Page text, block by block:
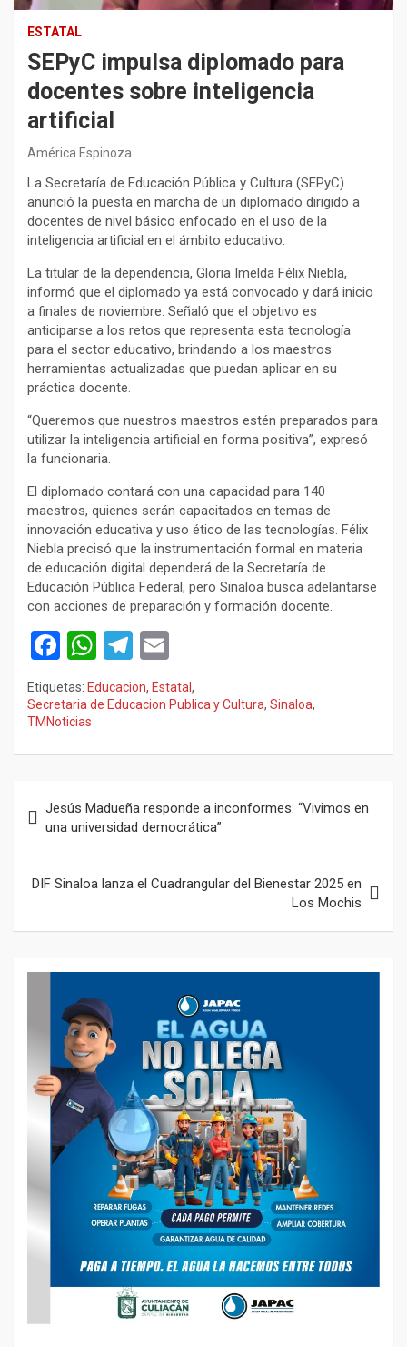
ESTATAL
SEPyC impulsa diplomado para
docentes sobre inteligencia
artificial
América Espinoza
La Secretaría de Educación Pública y Cultura (SEPyC)
anunció la puesta en marcha de un diplomado dirigido a
docentes de nivel básico enfocado en el uso de la
inteligencia artificial en el ámbito educativo.
La titular de la dependencia, Gloria Imelda Félix Niebla,
informó que el diplomado ya está convocado y dará inicio
a finales de noviembre. Señaló que el objetivo es
anticiparse a los retos que representa esta tecnología
para el sector educativo, brindando a los maestros
herramientas actualizadas que puedan aplicar en su
práctica docente.
“Queremos que nuestros maestros estén preparados para
utilizar la inteligencia artificial en forma positiva”, expresó
la funcionaria.
El diplomado contará con una capacidad para 140
maestros, quienes serán capacitados en temas de
innovación educativa y uso ético de las tecnologías. Félix
Niebla precisó que la instrumentación formal en materia
de educación digital dependerá de la Secretaría de
Educación Pública Federal, pero Sinaloa busca adelantarse
con acciones de preparación y formación docente.
F
a
ce
b
o
k
W
h
at
A
p
T
el
e
a
m
ail
Etiquetas: Educacion, Estatal ,
Secretaria de Educacion Publica y Cultura, Sinaloa,
TMNoticias
de
entradas
Jesús Madueña responde a inconformes: “Vivimos en
una universidad democrática”
DIF Sinaloa lanza el Cuadrangular del Bienestar 2025 en
Los Mochis